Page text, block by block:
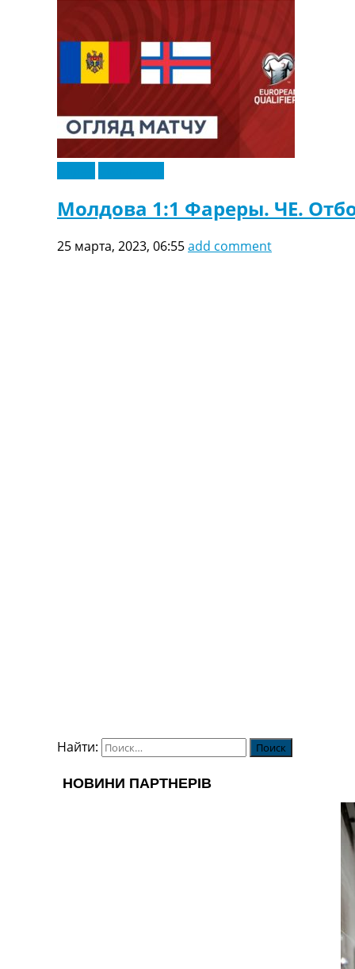
Молдова 1:1 Фареры. ЧЕ.
25 марта, 2023, 06:55add comment
Найти: